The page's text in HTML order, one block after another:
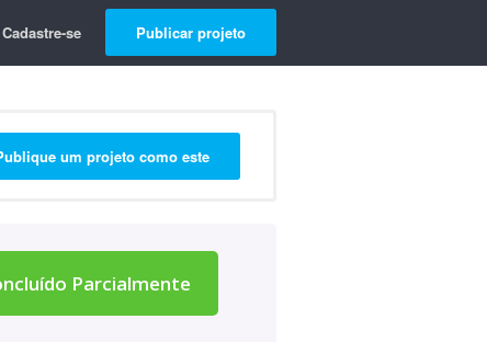
Cadastre-se Publicar projeto
um projeto como este
Parcialmente